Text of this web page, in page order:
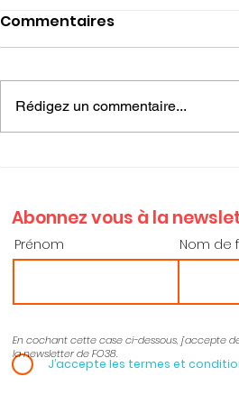
Départementale FO 33 :
Près de 50 000 hectares
partis en fumés
Commentaires
Rédigez un commentaire...
Abonnez vous à la
Prénom Nom de
J’accepte les termes et
En cochant cette case ci-dessous, j’accepte
la newsletter de FO38.